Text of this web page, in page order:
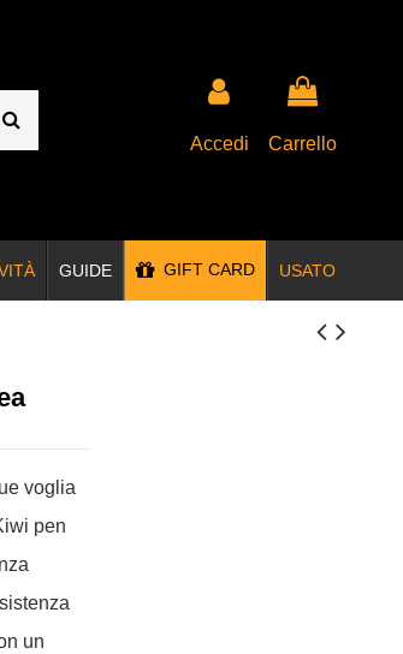
Accedi Carrello
GUIDE GIFT CARD USATO
voglia
pen
un